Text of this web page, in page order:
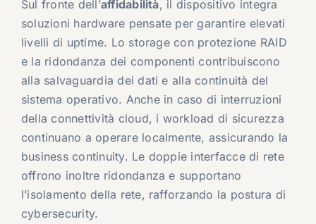
Sul fronte dell’affidabilità, il dispositivo integra
soluzioni hardware pensate per garantire elevati
livelli di uptime. Lo storage con protezione RAID
e la ridondanza dei componenti contribuiscono
alla salvaguardia dei dati e alla continuità del
sistema operativo. Anche in caso di interruzioni
della connettività cloud, i workload di sicurezza
continuano a operare localmente, assicurando la
business continuity. Le doppie interfacce di rete
offrono inoltre ridondanza e supportano
l’isolamento della rete, rafforzando la postura di
cybersecurity.